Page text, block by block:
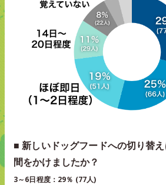
■ 新しいドッグフードへの切り替
間をかけましたか？
3～6日程度：29％ (77人)